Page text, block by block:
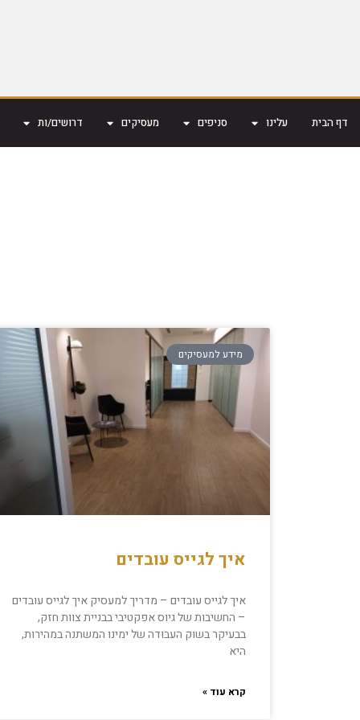
דף הבית עלינו סניפים מעסיקים דרושים/ות
מידע למעסיקים
איך לגייס עובדים
איך לגייס עובדים – מדריך למעסיק איך לגייס עובדים
– החשיבות של גיוס אפקטיבי בבניית צוות חזק,
בבעיקר בשוק העבודה של ימינו המשתנה במהירות,
היא
קרא עוד »